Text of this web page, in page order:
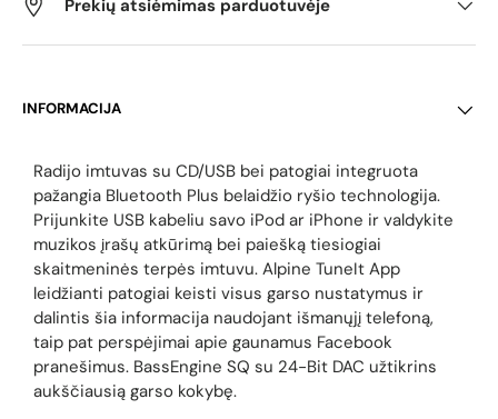
Prekių atsiėmimas parduotuvėje
INFORMACIJA
Radijo imtuvas su CD/USB bei patogiai integruota
pažangia Bluetooth Plus belaidžio ryšio technologija.
Prijunkite USB kabeliu savo iPod ar iPhone ir valdykite
muzikos įrašų atkūrimą bei paiešką tiesiogiai
skaitmeninės terpės imtuvu. Alpine TuneIt App
leidžianti patogiai keisti visus garso nustatymus ir
dalintis šia informacija naudojant išmanųjį telefoną,
taip pat perspėjimai apie gaunamus Facebook
pranešimus. BassEngine SQ su 24-Bit DAC užtikrins
aukščiausią garso kokybę.